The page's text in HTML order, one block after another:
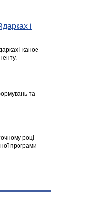
і
і каное
та
році
програми